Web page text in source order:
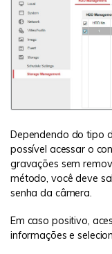
Dependendo do tipo
possível acessar o
gravações sem
método, você deve
senha da câmera.
Em caso positivo,
informações e